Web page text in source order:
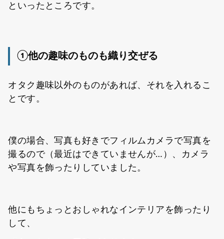
といったところです。
①他の趣味のものも織り交ぜる
オタク趣味以外のものがあれば、それを入れるこ
とです。
僕の場合、写真も好きでフィルムカメラで写真を
撮るので（最近はできていませんが…）、カメラ
や写真を飾ったりしていました。
他にもちょっとおしゃれなインテリアを飾ったり
して、